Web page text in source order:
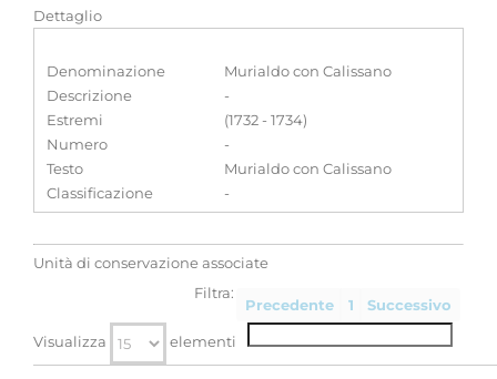
Dettaglio
Denominazione
Murialdo con Calissano
Descrizione
-
Estremi
(1732 - 1734)
Numero
-
Testo
Murialdo con Calissano
Classificazione
-
Unità di conservazione associate
Precedente 1 Successivo
Visualizza elementi
Filtra: